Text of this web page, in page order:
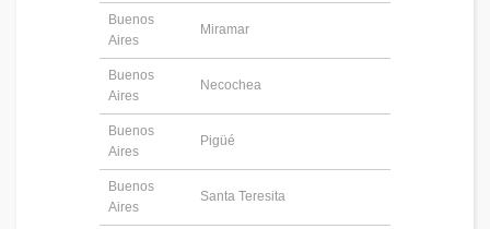
Buenos
Aires
Miramar
Buenos
Aires
Necochea
Buenos
Aires
Pigüé
Buenos
Aires
Santa Teresita